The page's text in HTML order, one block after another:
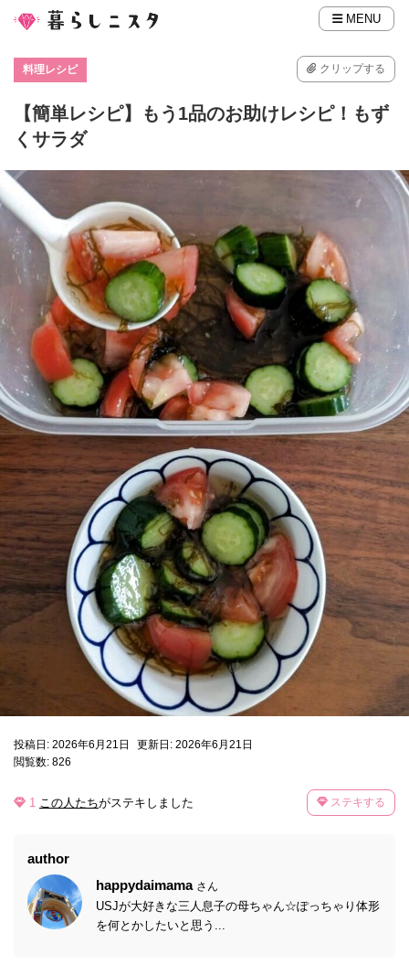
MENU
料理レシピ クリップする
【簡単レシピ】もう1品のお助けレシピ！もず
くサラダ
投稿日: 2026年6月21日
更新日: 2026年6月21日
閲覧数: 826
1 この人たちがステキしました ステキする
author
happydaimama さん
USJが大好きな三人息子の母ちゃん☆ぽっちゃり体形
を何とかしたいと思う...